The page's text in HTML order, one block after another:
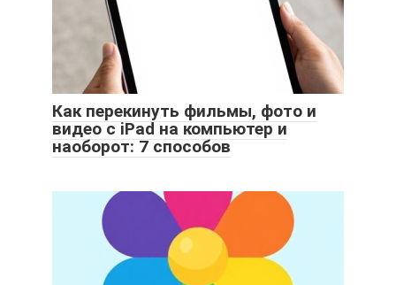
Как перекинуть фильмы, фото и
видео с iPad на компьютер и
наоборот: 7 способов